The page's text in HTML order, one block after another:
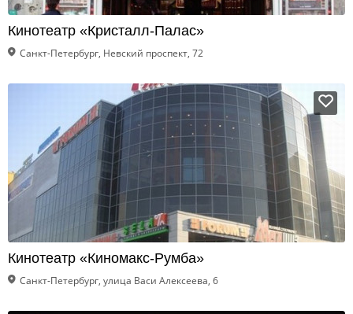
Кинотеатр «Кристалл-Палас»
Санкт-Петербург, Невский проспект, 72
Кинотеатр «Киномакс-Румба»
Санкт-Петербург, улица Васи Алексеева, 6